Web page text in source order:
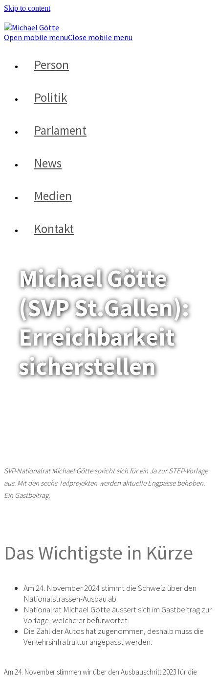
Skip to content
Open mobile menuClose mobile menu
Person
Politik
Parlament
News
Medien
Kontakt
Michael Götte
(SVP St.Gallen):
Erreichbarkeit
sicherstellen
SVP-Nationalrat Michael Götte spricht sich für ein Ja zur STEP-Vorlage
aus. Mit den sechs Teilprojekten werden aktuelle Engpässe behoben.
Ein Gastbeitrag.
Das Wichtigste in Kürze
Am 24. November 2024 stimmt die Schweiz über den
Nationalstrassen-Ausbau ab.
Nationalrat Michael Götte äussert sich im Gastbeitrag zur
Vorlage, welche er befürwortet.
Die Zahl der Autos hat zugenommen, deshalb muss die
Verkehrsinfratruktur angepasst werden.
Am 24. November stimmen wir über den Ausbauschritt 2023 für die